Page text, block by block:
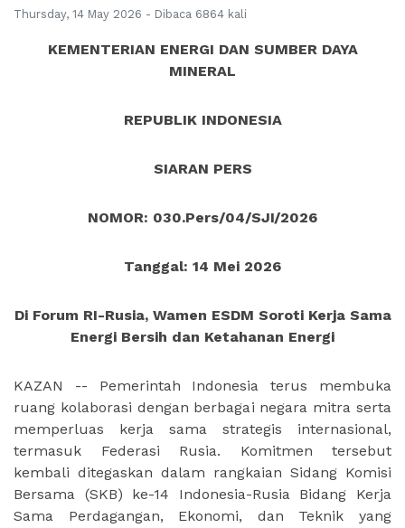
Thursday, 14 May 2026 - Dibaca 6864 kali
KEMENTERIAN ENERGI DAN SUMBER DAYA
MINERAL
REPUBLIK INDONESIA
SIARAN PERS
NOMOR: 030.Pers/04/SJI/2026
Tanggal: 14 Mei 2026
Di Forum RI-Rusia, Wamen ESDM Soroti Kerja Sama
Energi Bersih dan Ketahanan Energi
KAZAN -- Pemerintah Indonesia terus membuka
ruang kolaborasi dengan berbagai negara mitra serta
memperluas kerja sama strategis internasional,
termasuk Federasi Rusia. Komitmen tersebut
kembali ditegaskan dalam rangkaian Sidang Komisi
Bersama (SKB) ke-14 Indonesia-Rusia Bidang Kerja
Sama Perdagangan, Ekonomi, dan Teknik yang